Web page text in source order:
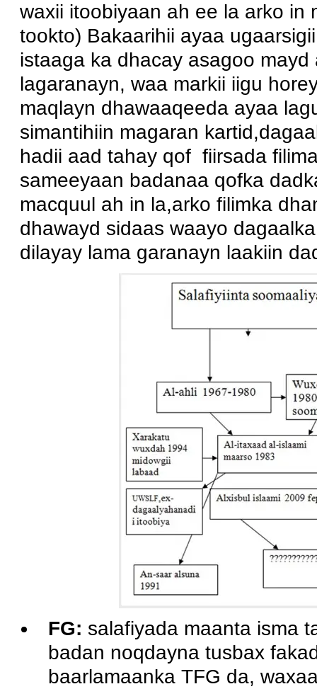
waxii itoobiyaan ah ee la arko in
tookto) Bakaarihii ayaa
istaaga ka dhacay asagoo
lagaranayn, waa markii iigu
maqlayn dhawaaqeeda ayaa
simantihiin magaran
hadii aad tahay qof fiirsada
sameeyaan badanaa qofka
macquul ah in la,arko filimka
dhawayd sidaas waayo
dilayay lama garanayn laakiin
FG: salafiyada maanta isma
badan noqdayna tusbax
baarlamaanka TFG da,